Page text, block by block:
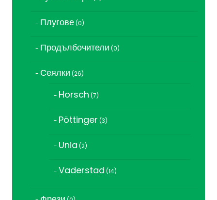
Плугове 00
Продълбочители 00
Сеялки 2626
Horsch 77
Pöttinger 33
Unia 22
Vaderstad 1414